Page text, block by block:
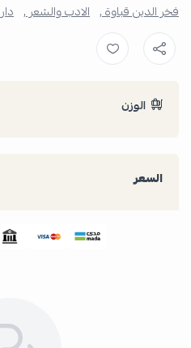
فخر الدين قباوة , الادب والشعر ,
الوزن
السعر